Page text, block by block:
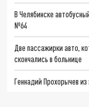
В Челябинске
№64
Две пассажирки авто,
скончались в больнице
Геннадий Прохорычев